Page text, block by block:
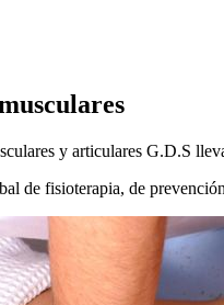
y articulares G.D.S
de fisioterapia, de